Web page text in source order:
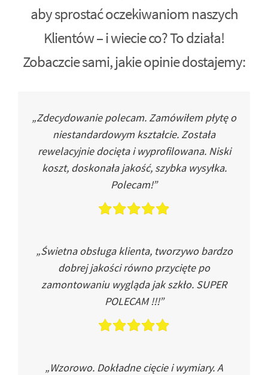
aby sprostać oczekiwaniom naszych
Klientów – i wiecie co? To działa!
Zobaczcie sami, jakie opinie dostajemy:
„Zdecydowanie polecam. Zamówiłem płytę o
niestandardowym kształcie. Została
rewelacyjnie docięta i wyprofilowana. Niski
koszt, doskonała jakość, szybka wysyłka.
Polecam!”
„Świetna obsługa klienta, tworzywo bardzo
dobrej jakości równo przycięte po
zamontowaniu wygląda jak szkło. SUPER
POLECAM !!!”
„Wzorowo. Dokładne cięcie i wymiary. A